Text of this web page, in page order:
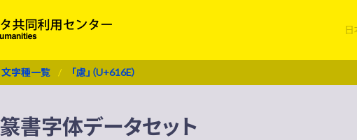
文字種一覧 「慮」（U+616E）
篆書字体データセット